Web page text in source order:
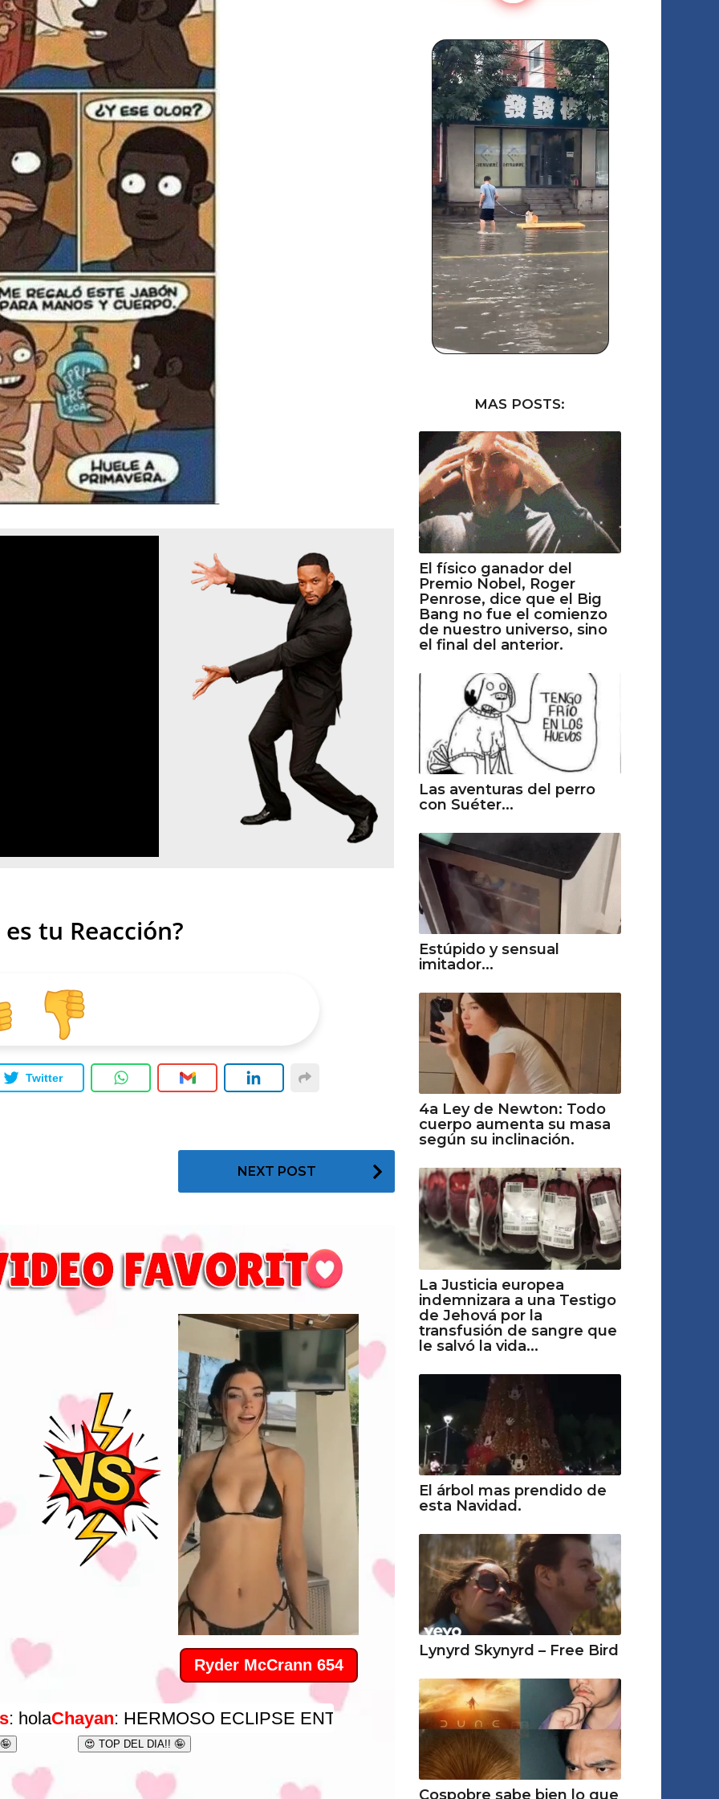
es tu Reacción?
Twitter
NEXT POST
MAS POSTS:
El físico ganador del
Premio Nobel, Roger
Penrose, dice que el Big
Bang no fue el comienzo
de nuestro universo, sino
el final del anterior.
Las aventuras del perro
con Suéter...
Estúpido y sensual
imitador...
4a Ley de Newton: Todo
cuerpo aumenta su masa
según su inclinación.
La Justicia europea
indemnizara a una Testigo
de Jehová por la
transfusión de sangre que
le salvó la vida...
El árbol mas prendido de
esta Navidad.
Lynyrd Skynyrd – Free Bird
Cospobre sabe bien lo que